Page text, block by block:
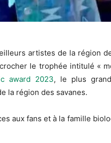
artistes de la région
le trophée intitulé «
award 2023, le plus
la région des savanes.
aux fans et à la famille